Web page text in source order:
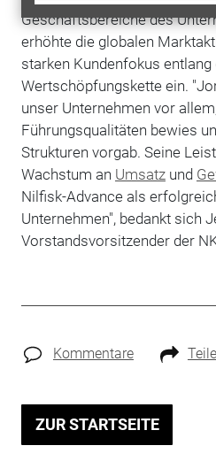
Geschäftsbereiche des
erhöhte die globalen
starken Kundenfokus
Wertschöpfungskette ein.
unser Unternehmen vor
Führungsqualitäten bewies
Strukturen vorgab. Seine
Wachstum an Umsatzund
Nilfisk-Advance als
Unternehmen", bedankt sich
Vorstandsvorsitzender der
Kommentare
ZUR STARTSEITE